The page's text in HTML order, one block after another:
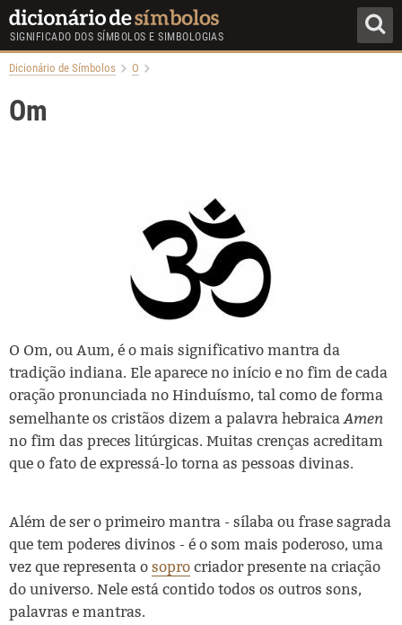
SIGNIFICADO DOS SÍMBOLOS E SIMBOLOGIAS
Dicionário de Símbolos O
Om
O Om, ou Aum, é o mais significativo mantra da
tradição indiana. Ele aparece no início e no fim de cada
oração pronunciada no Hinduísmo, tal como de forma
semelhante os cristãos dizem a palavra hebraicaAmen
no fim das preces litúrgicas. Muitas crenças acreditam
que o fato de expressá-lo torna as pessoas divinas.
Além de ser o primeiro mantra - sílaba ou frase sagrada
que tem poderes divinos - é o som mais poderoso, uma
vez que representa o sopro criador presente na criação
do universo. Nele está contido todos os outros sons,
palavras e mantras.